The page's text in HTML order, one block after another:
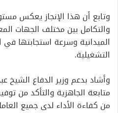
وتابع أن هذا الإنجاز يعكس
والتكامل بين مختلف الجهات
الميدانية وسرعة استجابتها في
التشغيلية.
وأشاد بدعم وزير الدفاع الشيخ
متابعة الجاهزية والتأكد من
من كفاءة الأداء لدى جميع